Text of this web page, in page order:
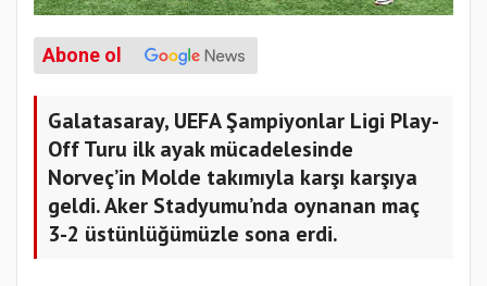
Abone ol
Galatasaray, UEFA Şampiyonlar Ligi Play-
Off Turu ilk ayak mücadelesinde
Norveç’in Molde takımıyla karşı karşıya
geldi. Aker Stadyumu’nda oynanan maç
3-2 üstünlüğümüzle sona erdi.